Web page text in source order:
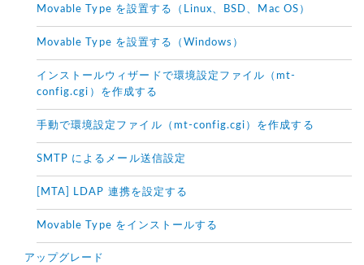
Movable Type を設置する（Linux、BSD、Mac OS）
Movable Type を設置する（Windows）
インストールウィザードで環境設定ファイル（mt-
config.cgi）を作成する
手動で環境設定ファイル（mt-config.cgi）を作成する
SMTP によるメール送信設定
[MTA] LDAP 連携を設定する
Movable Type をインストールする
アップグレード